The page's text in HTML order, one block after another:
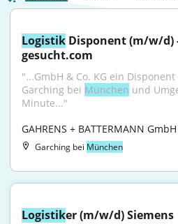
Logistik Disponent (m/w/d)
gesucht.com
"...GmbH & Co. KG ein
Garching bei München und
Minute..."
GAHRENS + BATTERMANN
Garching bei München
Logistiker (m/w/d) Siemens